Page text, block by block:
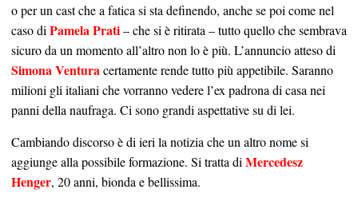
o per un cast che a fatica si sta definendo, anche se poi come nel
caso diPamela Prati– che si è ritirata – tutto quello che sembrava
sicuro da un momento all’altro non lo è più. L’annuncio atteso di
Simona Venturacertamente rende tutto più appetibile. Saranno
milioni gli italiani che vorranno vedere l’ex padrona di casa nei
panni della naufraga. Ci sono grandi aspettative su di lei.
Cambiando discorso è di ieri la notizia che un altro nome si
aggiunge alla possibile formazione. Si tratta diMercedesz
Henger, 20 anni, bionda e bellissima.